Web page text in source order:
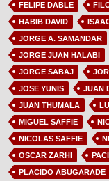
FELIPE DABLE
HABIB DAVID
JORGE A. SAMANDAR
JORGE JUAN HALABI
JORGE SABAJ
JOSE YUNIS
JUAN
JUAN THUMALA
MIGUEL SAFFIE
NICOLAS SAFFIE
OSCAR ZARHI
PLACIDO ABUGARADE